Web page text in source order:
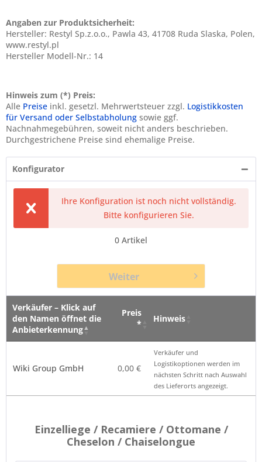
Angaben zur Produktsicherheit:
Hersteller: Restyl Sp.z.o.o., Pawla 43, 41708 Ruda Slaska, Polen,
www.restyl.pl
Hersteller Modell-Nr.: 14
Hinweis zum (*) Preis:
Alle Preise inkl. gesetzl. Mehrwertsteuer zzgl. Logistikkosten
für Versand oder Selbstabholung sowie ggf.
Nachnahmegebühren, soweit nicht anders beschrieben.
Durchgestrichene Preise sind ehemalige Preise.
Konfigurator
Ihre Konfiguration ist noch nicht vollständig.
Bitte konfigurieren Sie.
0 Artikel
Weiter
Verkäufer – Klick auf
den Namen öffnet die
Anbieterkennung
Preis
*
Hinweis
Anbieterkennung
Wiki Group GmbH
0,00 €
Verkäufer und
Logistikoptionen werden im
nächsten Schritt nach Auswahl
des Lieferorts angezeigt.